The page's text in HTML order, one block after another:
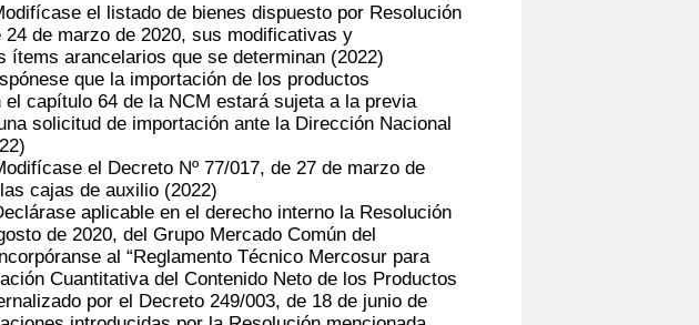
el listado de bienes dispuesto por Resolución
24 de marzo de 2020, sus modificativas y
ítems arancelarios que se determinan (2022)
que la importación de los productos
el capítulo 64 de la NCM estará sujeta a la previa
solicitud de importación ante la Dirección Nacional
el Decreto Nº 77/017, de 27 de marzo de
cajas de auxilio (2022)
aplicable en el derecho interno la Resolución
de 2020, del Grupo Mercado Común del
al “Reglamento Técnico Mercosur para
Cuantitativa del Contenido Neto de los Productos
por el Decreto 249/003, de 18 de junio de